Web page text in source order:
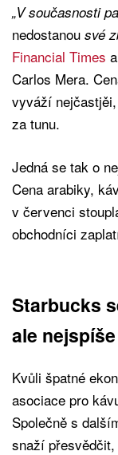
„V současnosti
nedostanou své
Financial Times
Carlos Mera.
vyváží
za tunu.
Jedná se tak o
Cena arabiky,
v červenci
obchodníci
Starbucks
ale
Kvůli špatné
asociace pro
Společně s
snaží